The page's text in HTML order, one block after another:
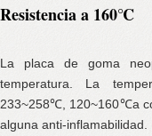
Resistencia a 160℃
La placa de goma
temperatura. La
233~258℃, 120~160℃a
alguna anti-inflamabilidad.